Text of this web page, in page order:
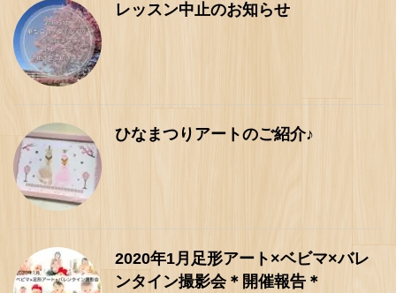
レッスン中止のお知らせ
ひなまつりアートのご紹介♪
2020年1月足形アート×ベビマ×バレ
ンタイン撮影会＊開催報告＊